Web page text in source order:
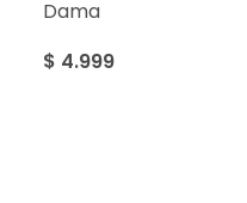
Dama
$ 4.999